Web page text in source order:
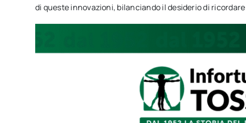
di queste innovazioni, bilanciando il desiderio di